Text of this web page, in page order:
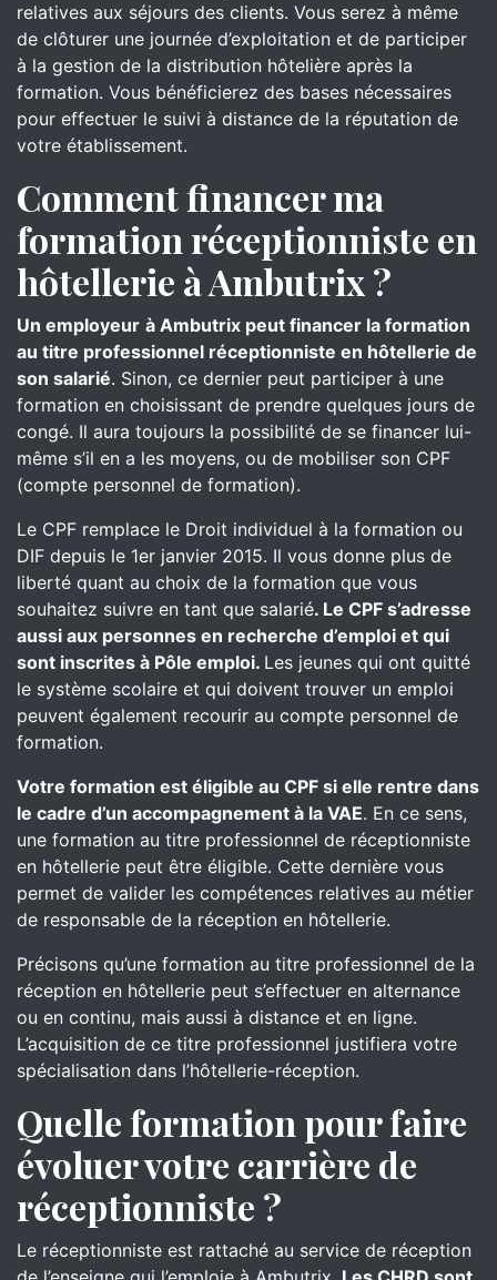
relatives aux séjours des clients. Vous serez à même
de clôturer une journée d’exploitation et de participer
à la gestion de la distribution hôtelière après la
formation. Vous bénéficierez des bases nécessaires
pour effectuer le suivi à distance de la réputation de
votre établissement.
Comment financer ma
formation réceptionniste en
hôtellerie à Ambutrix ?
Un employeur à Ambutrix peut financer la formation
au titre professionnel réceptionniste en hôtellerie de
son salarié. Sinon, ce dernier peut participer à une
formation en choisissant de prendre quelques jours de
congé. Il aura toujours la possibilité de se financer lui-
même s’il en a les moyens, ou de mobiliser son CPF
(compte personnel de formation).
Le CPF remplace le Droit individuel à la formation ou
DIF depuis le 1er janvier 2015. Il vous donne plus de
liberté quant au choix de la formation que vous
souhaitez suivre en tant que salarié. Le CPF s’adresse
aussi aux personnes en recherche d’emploi et qui
sont inscrites à Pôle emploi. Les jeunes qui ont quitté
le système scolaire et qui doivent trouver un emploi
peuvent également recourir au compte personnel de
formation.
Votre formation est éligible au CPF si elle rentre dans
le cadre d’un accompagnement à la VAE. En ce sens,
une formation au titre professionnel de réceptionniste
en hôtellerie peut être éligible. Cette dernière vous
permet de valider les compétences relatives au métier
de responsable de la réception en hôtellerie.
Précisons qu’une formation au titre professionnel de la
réception en hôtellerie peut s’effectuer en alternance
ou en continu, mais aussi à distance et en ligne.
L’acquisition de ce titre professionnel justifiera votre
spécialisation dans l’hôtellerie-réception.
Quelle formation pour faire
évoluer votre carrière de
réceptionniste ?
Le réceptionniste est rattaché au service de réception